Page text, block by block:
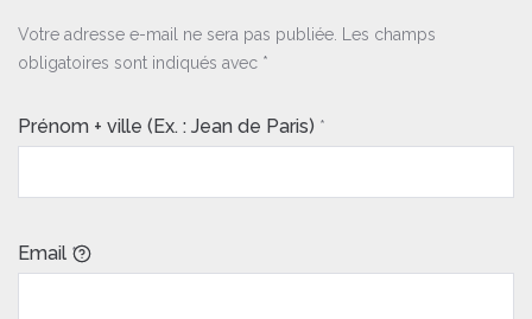
Votre adresse e-mail ne sera pas publiée. Les champs
obligatoires sont indiqués avec *
Prénom + ville (Ex. : Jean de Paris) *
Email *